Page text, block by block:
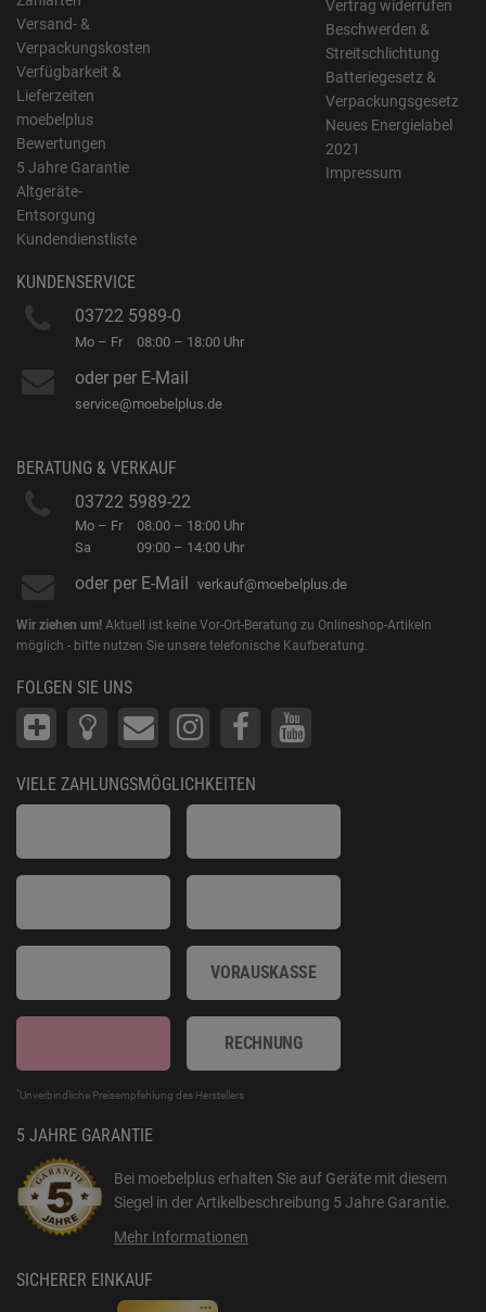
Versand- &
Verpackungskosten
Verfügbarkeit &
Lieferzeiten
moebelplus
Bewertungen
5 Jahre Garantie
Altgeräte-
Entsorgung
Kundendienstliste
Vertrag widerrufen
Beschwerden &
Streitschlichtung
Batteriegesetz &
Verpackungsgesetz
Neues Energielabel
2021
Impressum
KUNDENSERVICE
03722 5989-0
Mo – Fr 08:00 – 18:00 Uhr
oder per E-Mail
service@moebelplus.de
BERATUNG & VERKAUF
03722 5989-22
Mo – Fr
Sa
08:00 – 18:00 Uhr
09:00 – 14:00 Uhr
oder per E-Mail verkauf@moebelplus.de
Wir ziehen um! Aktuell ist keine Vor-Ort-Beratung zu Onlineshop-Artikeln
möglich - bitte nutzen Sie unsere telefonische Kaufberatung.
FOLGEN SIE UNS
VIELE ZAHLUNGSMÖGLICHKEITEN
VORAUSKASSE
RECHNUNG
*Unverbindliche Preisempfehlung des Herstellers
5 JAHRE GARANTIE
Bei moebelplus erhalten Sie auf Geräte mit diesem
Siegel in der Artikelbeschreibung 5 Jahre Garantie.
Mehr Informationen
SICHERER EINKAUF